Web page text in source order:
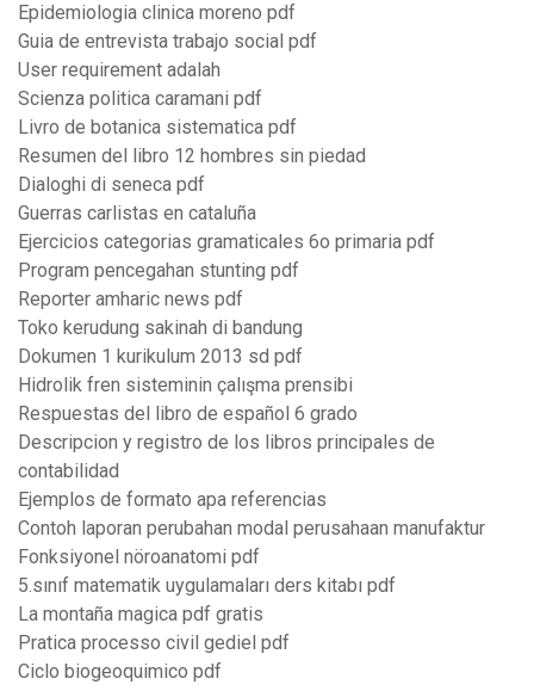
Epidemiologia clinica moreno pdf
Guia de entrevista trabajo social pdf
User requirement adalah
Scienza politica caramani pdf
Livro de botanica sistematica pdf
Resumen del libro 12 hombres sin piedad
Dialoghi di seneca pdf
Guerras carlistas en cataluña
Ejercicios categorias gramaticales 6o primaria pdf
Program pencegahan stunting pdf
Reporter amharic news pdf
Toko kerudung sakinah di bandung
Dokumen 1 kurikulum 2013 sd pdf
Hidrolik fren sisteminin çalışma prensibi
Respuestas del libro de español 6 grado
Descripcion y registro de los libros principales de
contabilidad
Ejemplos de formato apa referencias
Contoh laporan perubahan modal perusahaan manufaktur
Fonksiyonel nöroanatomi pdf
5.sınıf matematik uygulamaları ders kitabı pdf
La montaña magica pdf gratis
Pratica processo civil gediel pdf
Ciclo biogeoquimico pdf